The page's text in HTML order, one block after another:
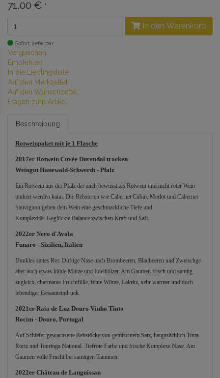
71,00 € *
In den Warenkorb
Sofort lieferbar
Vergleichen
Empfehlen
In die Lieblingsliste
Auf den Merkzettel
Auf den Wunschzettel
Fragen zum Artikel
Beschreibung
Rotweinpaket mit je 1 Flasche
2017er Rotwein Cuvée Durendal trocken
Weingut Hanewald-Schwerdt - Pfalz
Ein Rotwein aus der Pfalz der auch bewusst als Rotwein und nicht roter Wein
tituliert werden kann. Die Rebsorten wie Cabernet Cubin, Merlot und Cabernet
Sauvignon geben dem Wein eine geschmackliche Tiefe und
Komplexität. Geglückte Balance zwischen Kraft und Saft.
2022er Nero d'Avola
Funaro - Sizilien, Italien
Dunkles sattes Rot. Duftige Nase nach Brombeeren, Blaubeeren und Zwetschge
aber auch etwas kühle Minze und Edelhölzer. Am Gaumen frisch und samtig
zugleich, charmante Fruchtfülle, feine Würze, Lakritz, sehr warmer und doch
lebendiger Gesamteindruck.
2021er Raio de Luz Douro Vinho Tinto
Rocim - Douro, Portugal
Auf Schiefer gewachsene Rebstöcke von gemischtem Satz, hauptsächlich Tinta
Roriz und Touringa National. Tiefrote Farbe und frische Komplexe Nase. Am
Gaumen volle Frucht bei samtigen Tanninen.
2022er Château de Languissan